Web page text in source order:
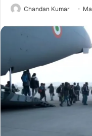
Chandan Kumar